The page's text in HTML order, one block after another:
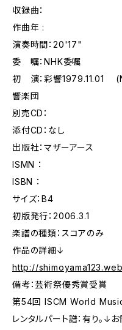
収録曲：
作曲年 :
演奏時間：20'17"
委 嘱：NHK委嘱
初 演：彩響1979.11.01
響楽団
別売CD：
添付CD：なし
出版社：マザーアース
ISMN ：
ISBN ：
サイズ：B4
初版発行：2006.3.1
楽譜の種類：スコアのみ
作品の詳細↓
http://
備考：芸術祭優秀賞受賞
第54回 ISCM World
レンタルパート譜：有り。↓